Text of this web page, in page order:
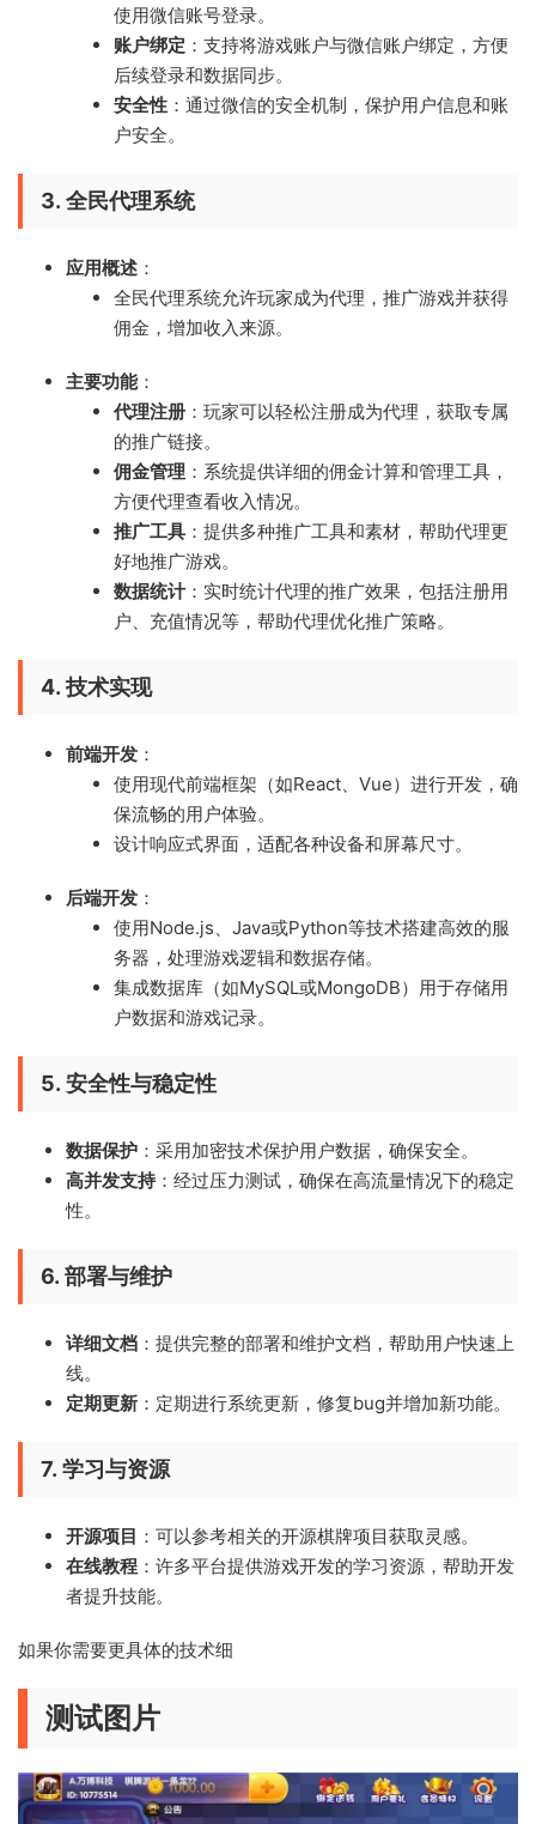
使用微信账号登录。
账户绑定 ：支持将游戏账户与微信账户绑定，方便
后续登录和数据同步。
安全性 ：通过微信的安全机制，保护用户信息和账
户安全。
3. 全民代理系统
应用概述 ：
全民代理系统允许玩家成为代理，推广游戏并获得
佣金，增加收入来源。
主要功能：
代理注册 ：玩家可以轻松注册成为代理，获取专属
的推广链接。
佣金管理 ：系统提供详细的佣金计算和管理工具，
方便代理查看收入情况。
推广工具 ：提供多种推广工具和素材，帮助代理更
好地推广游戏。
数据统计：实时统计代理的推广效果，包括注册用
户、充值情况等，帮助代理优化推广策略。
4. 技术实现
前端开发 ：
使用现代前端框架（如React、Vue）进行开发，确
保流畅的用户体验。
设计响应式界面，适配各种设备和屏幕尺寸。
后端开发 ：
使用Node.js、Java或Python等技术搭建高效的服
务器，处理游戏逻辑和数据存储。
集成数据库（如MySQL或MongoDB）用于存储用
户数据和游戏记录。
5. 安全性与稳定性
数据保护 ：采用加密技术保护用户数据，确保安全。
高并发支持：经过压力测试，确保在高流量情况下的稳定
性。
6. 部署与维护
详细文档 ：提供完整的部署和维护文档，帮助用户快速上
线。
定期更新 ：定期进行系统更新，修复bug并增加新功能。
7. 学习与资源
开源项目 ：可以参考相关的开源棋牌项目获取灵感。
在线教程 ：许多平台提供游戏开发的学习资源，帮助开发
者提升技能。
如果你需要更具体的技术细
测试图片